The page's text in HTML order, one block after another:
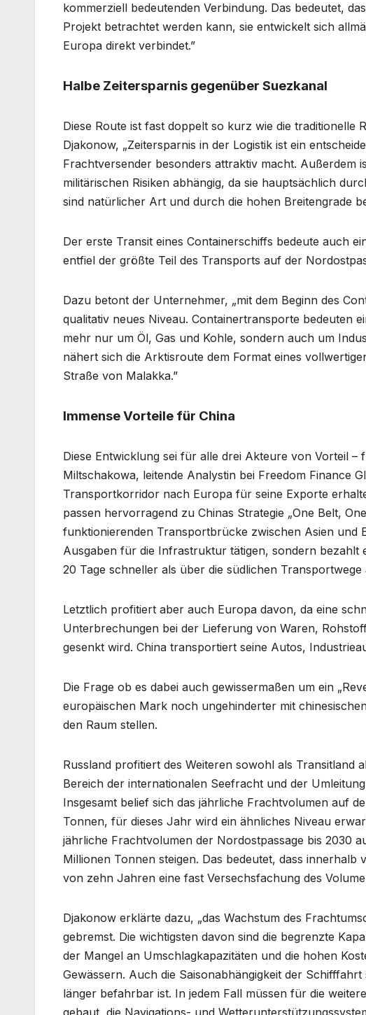
kommerziell bedeutenden Verbindung. Das bedeutet,
Projekt betrachtet werden kann, sie entwickelt sich
Europa direkt verbindet.”
Halbe Zeitersparnis gegenüber Suezkanal
Diese Route ist fast doppelt so kurz wie die traditionelle
Djakonow, „Zeitersparnis in der Logistik ist ein
Frachtversender besonders attraktiv macht. Außerdem
militärischen Risiken abhängig, da sie hauptsächlich
sind natürlicher Art und durch die hohen Breitengrade
Der erste Transit eines Containerschiffs bedeute auch
entfiel der größte Teil des Transports auf der
Dazu betont der Unternehmer, „mit dem Beginn des
qualitativ neues Niveau. Containertransporte bedeuten
mehr nur um Öl, Gas und Kohle, sondern auch um
nähert sich die Arktisroute dem Format eines
Straße von Malakka.”
Immense Vorteile für China
Diese Entwicklung sei für alle drei Akteure von Vorteil –
Miltschakowa, leitende Analystin bei Freedom Finance
Transportkorridor nach Europa für seine Exporte
passen hervorragend zu Chinas Strategie „One Belt,
funktionierenden Transportbrücke zwischen Asien und
Ausgaben für die Infrastruktur tätigen, sondern
20 Tage schneller als über die südlichen Transportwege
Letztlich profitiert aber auch Europa davon, da eine
Unterbrechungen bei der Lieferung von Waren,
gesenkt wird. China transportiert seine Autos,
Die Frage ob es dabei auch gewissermaßen um ein
europäischen Mark noch ungehinderter mit
den Raum stellen.
Russland profitiert des Weiteren sowohl als Transitland
Bereich der internationalen Seefracht und der
Insgesamt belief sich das jährliche Frachtvolumen auf
Tonnen, für dieses Jahr wird ein ähnliches Niveau
jährliche Frachtvolumen der Nordostpassage bis 2030
Millionen Tonnen steigen. Das bedeutet, dass
von zehn Jahren eine fast Versechsfachung des
Djakonow erklärte dazu, „das Wachstum des
gebremst. Die wichtigsten davon sind die begrenzte
der Mangel an Umschlagkapazitäten und die hohen
Gewässern. Auch die Saisonabhängigkeit der
länger befahrbar ist. In jedem Fall müssen für die